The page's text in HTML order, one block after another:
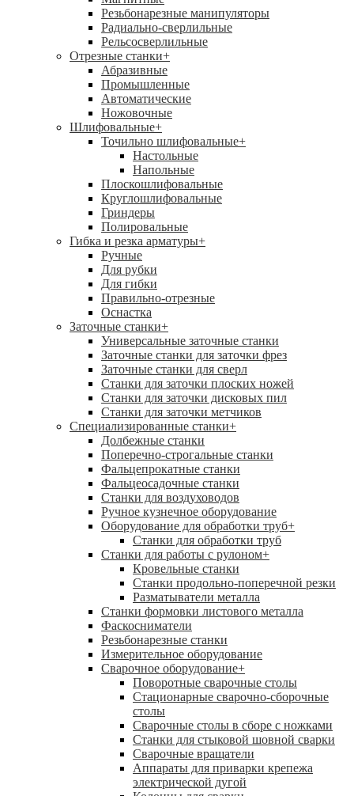
Резьбонарезные манипуляторы
Радиально-сверлильные
Рельсосверлильные
Отрезные станки+
Абразивные
Промышленные
Автоматические
Ножовочные
Шлифовальные+
Точильно шлифовальные+
Настольные
Напольные
Плоскошлифовальные
Круглошлифовальные
Гриндеры
Полировальные
Гибка и резка арматуры+
Ручные
Для рубки
Для гибки
Правильно-отрезные
Оснастка
Заточные станки+
Универсальные заточные станки
Заточные станки для заточки фрез
Заточные станки для сверл
Станки для заточки плоских ножей
Станки для заточки дисковых пил
Станки для заточки метчиков
Специализированные станки+
Долбежные станки
Поперечно-строгальные станки
Фальцепрокатные станки
Фальцеосадочные станки
Станки для воздуховодов
Ручное кузнечное оборудование
Оборудование для обработки труб+
Станки для обработки труб
Станки для работы с рулоном+
Кровельные станки
Станки продольно-поперечной резки
Разматыватели металла
Станки формовки листового металла
Фаскосниматели
Резьбонарезные станки
Измерительное оборудование
Сварочное оборудование+
Поворотные сварочные столы
Стационарные сварочно-сборочные
столы
Сварочные столы в сборе с ножками
Станки для стыковой шовной сварки
Сварочные вращатели
Аппараты для приварки крепежа
электрической дугой